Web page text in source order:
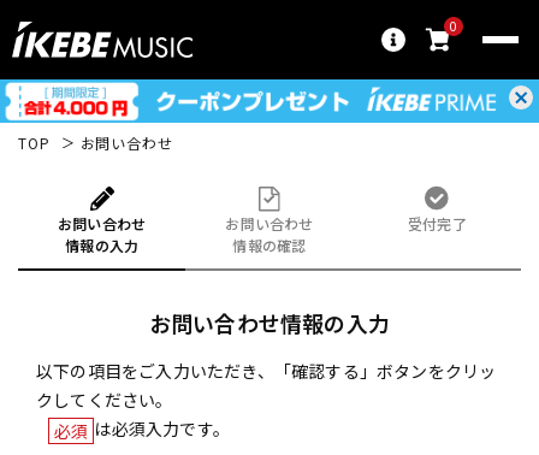
0
TOP お問い合わせ
お問い合わせ
情報の入力
お問い合わせ
情報の確認
受付完了
お問い合わせ情報の入力
以下の項目をご入力いただき、「確認する」ボタンをクリッ
クしてください。
必須 は必須入力です。